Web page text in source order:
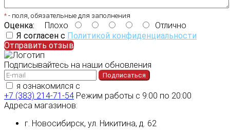
* - поля, обязательные для заполнения
Оценка: Плохо
Отлично
Я согласен с Политикой конфиденциальности
Отправить отзыв
Подписывайтесь на наши обновления
Подписаться
я ознакомился с
+7 (383) 214-71-54 Режим работы с 9:00 по 20:00
Адреса магазинов:
г. Новосибирск, ул. Никитина, д. 62